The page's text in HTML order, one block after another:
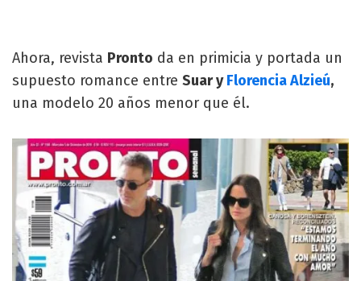
Ahora, revista Pronto da en primicia y portada un
supuesto romance entre Suar yFlorencia Alzieú,
una modelo 20 años menor que él.